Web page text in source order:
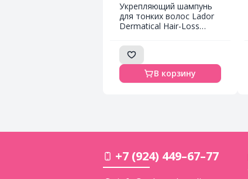
Укрепляющий шампунь
для тонких волос Lador
Dermatical Hair-Loss
530 мл
В корзину
+7 (924) 449–67–77